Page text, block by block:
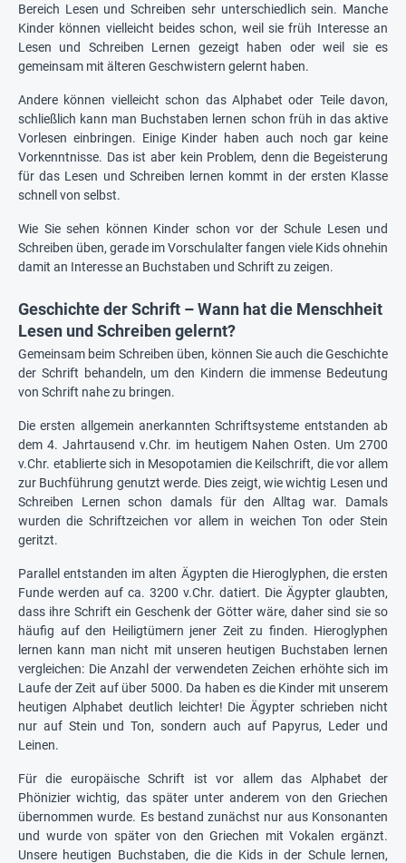
Bereich Lesen und Schreiben sehr unterschiedlich sein. Manche
Kinder können vielleicht beides schon, weil sie früh Interesse an
Lesen und Schreiben Lernen gezeigt haben oder weil sie es
gemeinsam mit älteren Geschwistern gelernt haben.
Andere können vielleicht schon das Alphabet oder Teile davon,
schließlich kann man Buchstaben lernen schon früh in das aktive
Vorlesen einbringen. Einige Kinder haben auch noch gar keine
Vorkenntnisse. Das ist aber kein Problem, denn die Begeisterung
für das Lesen und Schreiben lernen kommt in der ersten Klasse
schnell von selbst.
Wie Sie sehen können Kinder schon vor der Schule Lesen und
Schreiben üben, gerade im Vorschulalter fangen viele Kids ohnehin
damit an Interesse an Buchstaben und Schrift zu zeigen.
Geschichte der Schrift – Wann hat die Menschheit
Lesen und Schreiben gelernt?
Gemeinsam beim Schreiben üben, können Sie auch die Geschichte
der Schrift behandeln, um den Kindern die immense Bedeutung
von Schrift nahe zu bringen.
Die ersten allgemein anerkannten Schriftsysteme entstanden ab
dem 4. Jahrtausend v.Chr. im heutigem Nahen Osten. Um 2700
v.Chr. etablierte sich in Mesopotamien die Keilschrift, die vor allem
zur Buchführung genutzt werde. Dies zeigt, wie wichtig Lesen und
Schreiben Lernen schon damals für den Alltag war. Damals
wurden die Schriftzeichen vor allem in weichen Ton oder Stein
geritzt.
Parallel entstanden im alten Ägypten die Hieroglyphen, die ersten
Funde werden auf ca. 3200 v.Chr. datiert. Die Ägypter glaubten,
dass ihre Schrift ein Geschenk der Götter wäre, daher sind sie so
häufig auf den Heiligtümern jener Zeit zu finden. Hieroglyphen
lernen kann man nicht mit unseren heutigen Buchstaben lernen
vergleichen: Die Anzahl der verwendeten Zeichen erhöhte sich im
Laufe der Zeit auf über 5000. Da haben es die Kinder mit unserem
heutigen Alphabet deutlich leichter! Die Ägypter schrieben nicht
nur auf Stein und Ton, sondern auch auf Papyrus, Leder und
Leinen.
Für die europäische Schrift ist vor allem das Alphabet der
Phönizier wichtig, das später unter anderem von den Griechen
übernommen wurde. Es bestand zunächst nur aus Konsonanten
und wurde von später von den Griechen mit Vokalen ergänzt.
Unsere heutigen Buchstaben, die die Kids in der Schule lernen,